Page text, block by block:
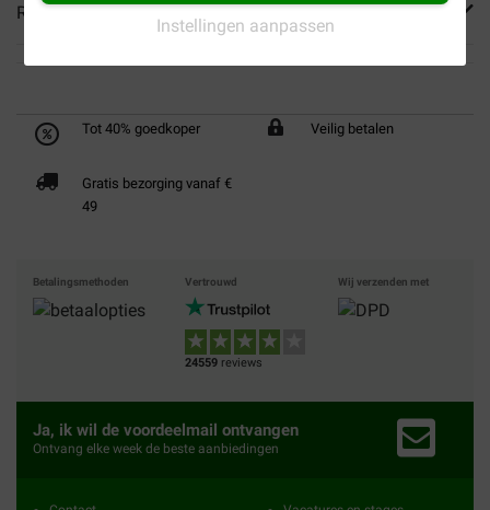
Instellingen aanpassen
Reviews
Tot 40% goedkoper Veilig betalen
Gratis bezorging vanaf €
49
Betalingsmethoden Vertrouwd
24559 reviews
Wij verzenden met
Ja, ik wil de voordeelmail ontvangen
Ontvang elke week de beste aanbiedingen